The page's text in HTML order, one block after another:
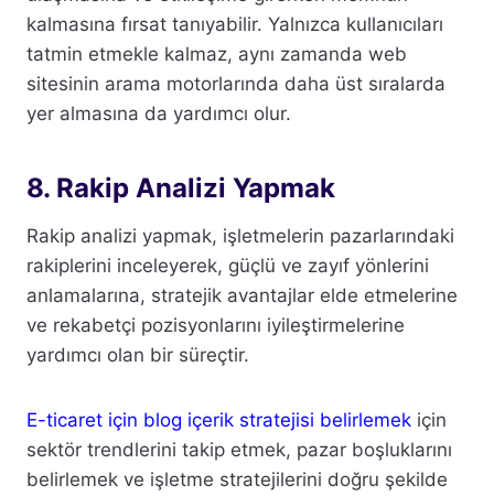
kalmasına fırsat tanıyabilir. Yalnızca kullanıcıları
tatmin etmekle kalmaz, aynı zamanda web
sitesinin arama motorlarında daha üst sıralarda
yer almasına da yardımcı olur.
8. Rakip Analizi Yapmak
Rakip analizi yapmak, işletmelerin pazarlarındaki
rakiplerini inceleyerek, güçlü ve zayıf yönlerini
anlamalarına, stratejik avantajlar elde etmelerine
ve rekabetçi pozisyonlarını iyileştirmelerine
yardımcı olan bir süreçtir.
E-ticaret için blog içerik stratejisi belirlemek için
sektör trendlerini takip etmek, pazar boşluklarını
belirlemek ve işletme stratejilerini doğru şekilde